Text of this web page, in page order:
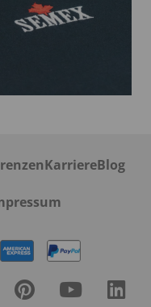
KarriereBlog